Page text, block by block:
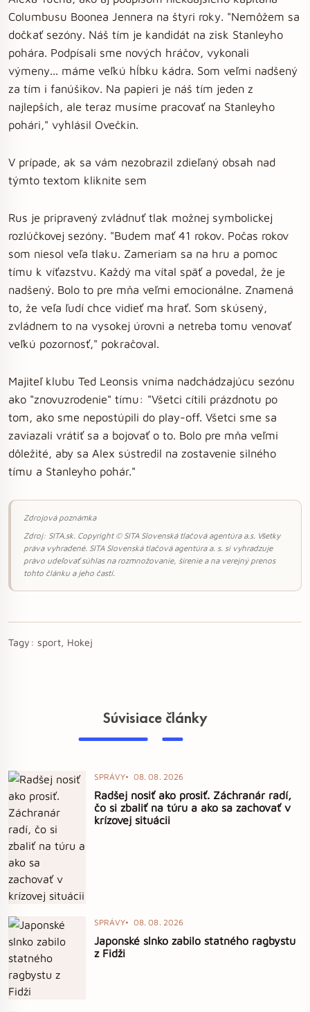
Columbusu Boonea Jennera na štyri roky. "Nemôžem sa
dočkať sezóny. Náš tím je kandidát na zisk Stanleyho
pohára. Podpísali sme nových hráčov, vykonali
výmeny... máme veľkú hĺbku kádra. Som veľmi nadšený
za tím i fanúšikov. Na papieri je náš tím jeden z
najlepších, ale teraz musíme pracovať na Stanleyho
pohári," vyhlásil Ovečkin.
V prípade, ak sa vám nezobrazil zdieľaný obsah nad
týmto textom kliknite sem
Rus je pripravený zvládnuť tlak možnej symbolickej
rozlúčkovej sezóny. "Budem mať 41 rokov. Počas rokov
som niesol veľa tlaku. Zameriam sa na hru a pomoc
tímu k víťazstvu. Každý ma vítal späť a povedal, že je
nadšený. Bolo to pre mňa veľmi emocionálne. Znamená
to, že veľa ľudí chce vidieť ma hrať. Som skúsený,
zvládnem to na vysokej úrovni a netreba tomu venovať
veľkú pozornosť," pokračoval.
Majiteľ klubu Ted Leonsis vníma nadchádzajúcu sezónu
ako "znovuzrodenie" tímu: "Všetci cítili prázdnotu po
tom, ako sme nepostúpili do play-off. Všetci sme sa
zaviazali vrátiť sa a bojovať o to. Bolo pre mňa veľmi
dôležité, aby sa Alex sústredil na zostavenie silného
tímu a Stanleyho pohár."
Zdrojová poznámka
Zdroj: SITA.sk. Copyright © SITA Slovenská tlačová agentúra a.s. Všetky
práva vyhradené. SITA Slovenská tlačová agentúra a. s. si vyhradzuje
právo udeľovať súhlas na rozmnožovanie, šírenie a na verejný prenos
tohto článku a jeho častí.
Tagy: sport, Hokej
Súvisiace články
SPRÁVY 08. 08. 2026
Radšej nosiť ako prosiť. Záchranár radí,
čo si zbaliť na túru a ako sa zachovať v
krízovej situácii
SPRÁVY 08. 08. 2026
Japonské slnko zabilo statného ragbystu
z Fidži